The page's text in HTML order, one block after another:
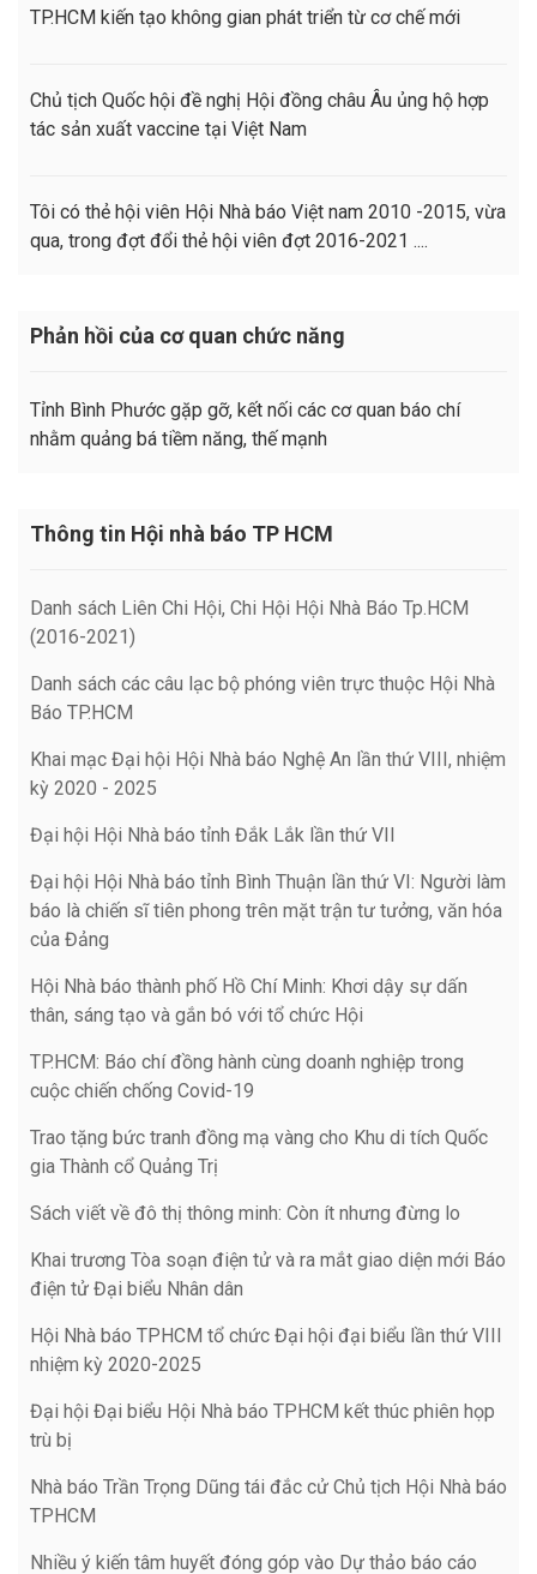
TP.HCM kiến tạo không gian phát triển từ cơ chế mới
Chủ tịch Quốc hội đề nghị Hội đồng châu Âu ủng hộ hợp
tác sản xuất vaccine tại Việt Nam
Tôi có thẻ hội viên Hội Nhà báo Việt nam 2010 -2015, vừa
qua, trong đợt đổi thẻ hội viên đợt 2016-2021 ....
Phản hồi của cơ quan chức năng
Tỉnh Bình Phước gặp gỡ, kết nối các cơ quan báo chí
nhằm quảng bá tiềm năng, thế mạnh
Thông tin Hội nhà báo TP HCM
Danh sách Liên Chi Hội, Chi Hội Hội Nhà Báo Tp.HCM
(2016-2021)
Danh sách các câu lạc bộ phóng viên trực thuộc Hội Nhà
Báo TP.HCM
Khai mạc Đại hội Hội Nhà báo Nghệ An lần thứ VIII, nhiệm
kỳ 2020 - 2025
Đại hội Hội Nhà báo tỉnh Đắk Lắk lần thứ VII
Đại hội Hội Nhà báo tỉnh Bình Thuận lần thứ VI: Người làm
báo là chiến sĩ tiên phong trên mặt trận tư tưởng, văn hóa
của Đảng
Hội Nhà báo thành phố Hồ Chí Minh: Khơi dậy sự dấn
thân, sáng tạo và gắn bó với tổ chức Hội
TP.HCM: Báo chí đồng hành cùng doanh nghiệp trong
cuộc chiến chống Covid-19
Trao tặng bức tranh đồng mạ vàng cho Khu di tích Quốc
gia Thành cổ Quảng Trị
Sách viết về đô thị thông minh: Còn ít nhưng đừng lo
Khai trương Tòa soạn điện tử và ra mắt giao diện mới Báo
điện tử Đại biểu Nhân dân
Hội Nhà báo TPHCM tổ chức Đại hội đại biểu lần thứ VIII
nhiệm kỳ 2020-2025
Đại hội Đại biểu Hội Nhà báo TPHCM kết thúc phiên họp
trù bị
Nhà báo Trần Trọng Dũng tái đắc cử Chủ tịch Hội Nhà báo
TPHCM
Nhiều ý kiến tâm huyết đóng góp vào Dự thảo báo cáo